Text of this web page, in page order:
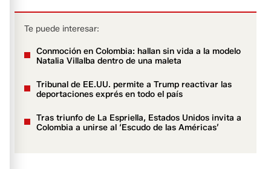
Te puede interesar:
Conmoción en Colombia: hallan sin vida a la modelo
Natalia Villalba dentro de una maleta
Tribunal de EE.UU. permite a Trump reactivar las
deportaciones exprés en todo el país
Tras triunfo de La Espriella, Estados Unidos invita a
Colombia a unirse al ‘Escudo de las Américas’